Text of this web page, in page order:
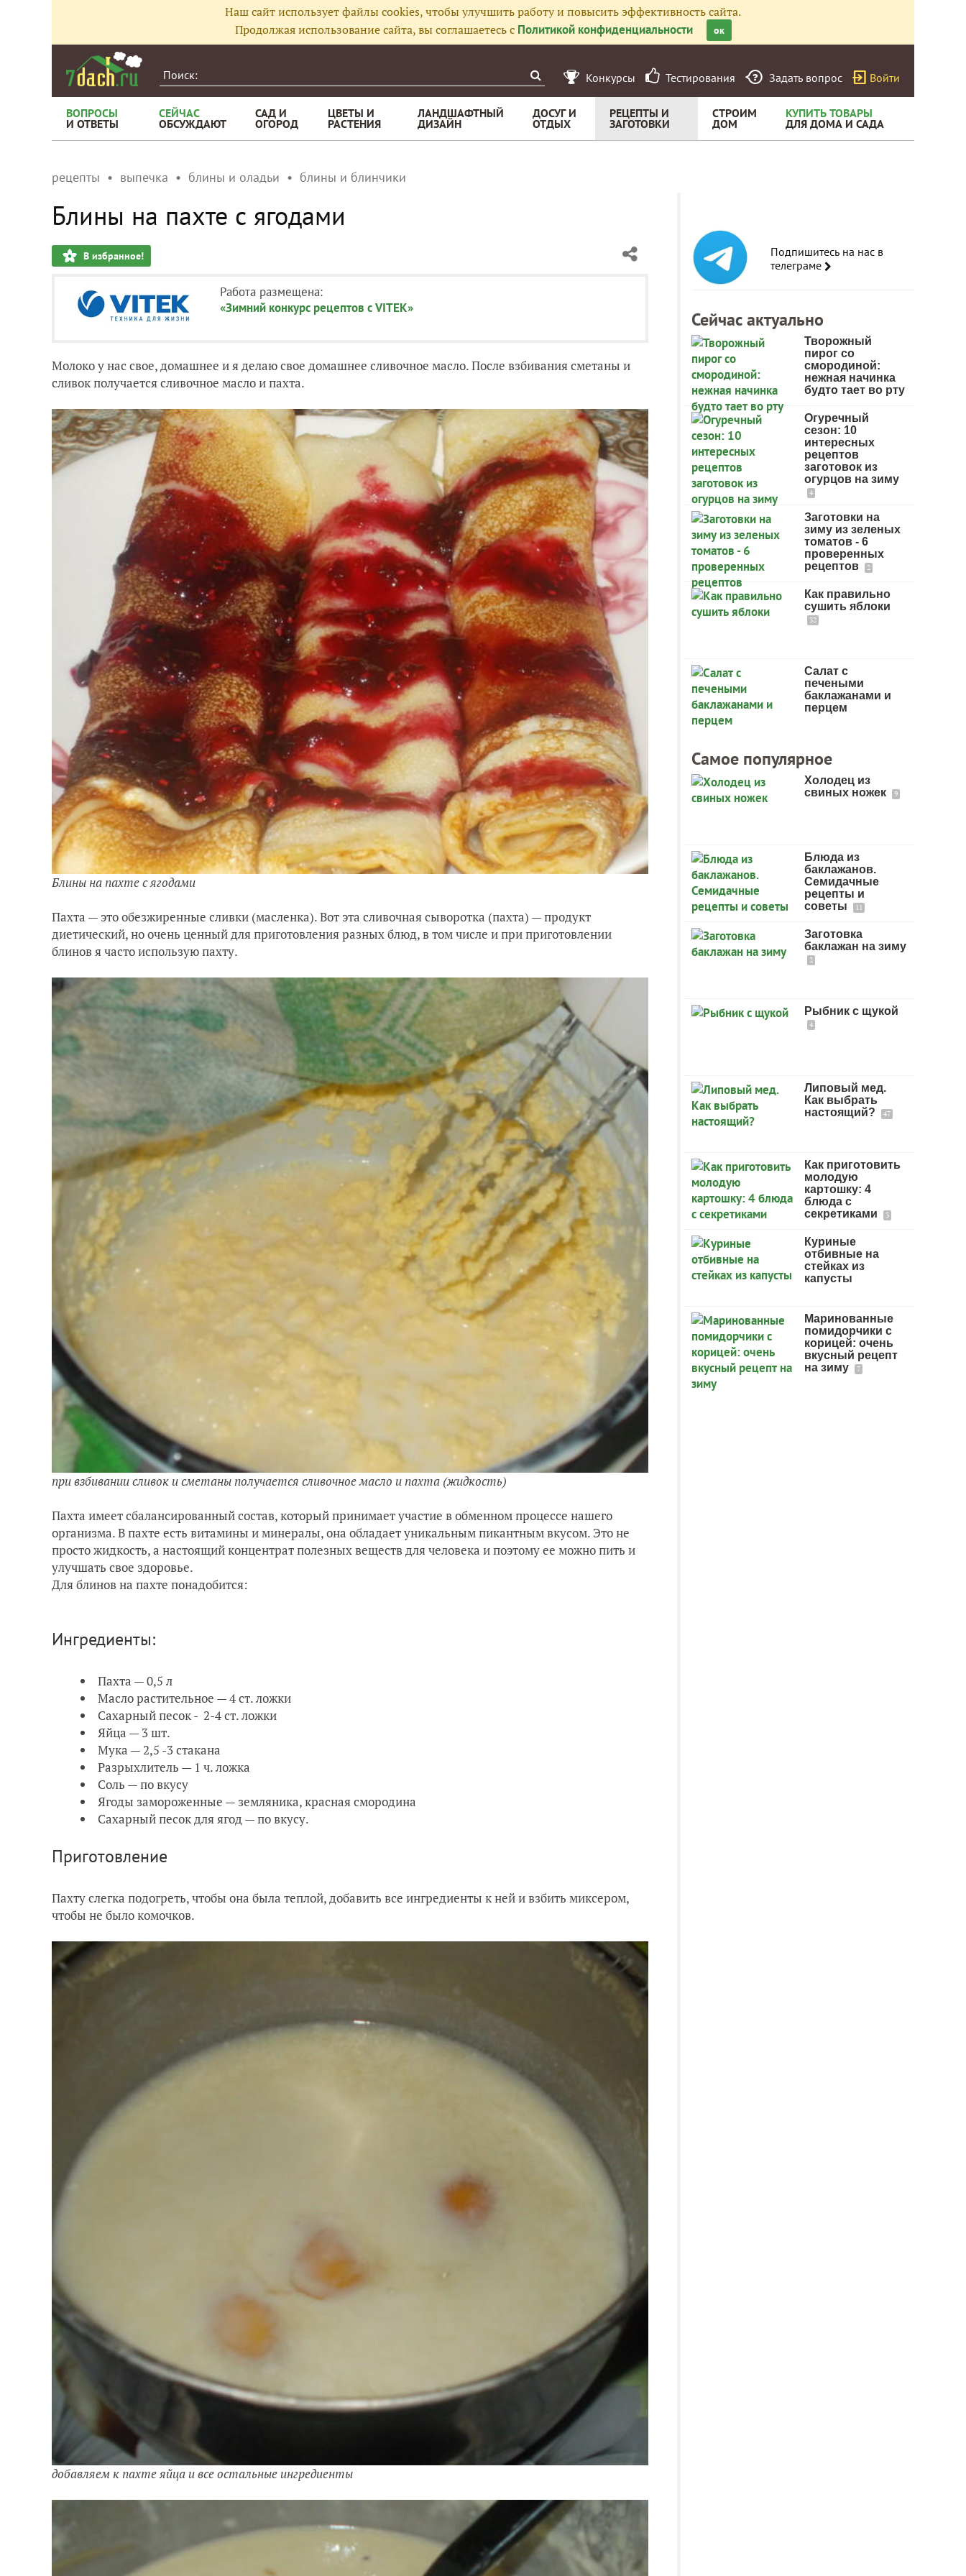
Наш сайт использует файлы cookies, чтобы улучшить работу и повысить эффективность сайта.
Продолжая использование сайта, вы соглашаетесь с Политикой конфиденциальности ок
Конкурсы Тестирования Задать вопрос Войти
ВОПРОСЫ
И ОТВЕТЫ
СЕЙЧАС
ОБСУЖДАЮТ
САД И
ОГОРОД
ЦВЕТЫ И
РАСТЕНИЯ
ЛАНДШАФТНЫЙ
ДИЗАЙН
ДОСУГ И
ОТДЫХ
РЕЦЕПТЫ И
ЗАГОТОВКИ
СТРОИМ
ДОМ
КУПИТЬ ТОВАРЫ
ДЛЯ ДОМА И САДА
рецепты выпечка блины и оладьи блины и блинчики
Блины на пахте с ягодами
В избранное!
Работа размещена:
«Зимний конкурс рецептов с VITEK»
Молоко у нас свое, домашнее и я делаю свое домашнее сливочное масло. После взбивания сметаны и
сливок получается сливочное масло и пахта.
Блины на пахте с ягодами
Пахта — это обезжиренные сливки (масленка). Вот эта сливочная сыворотка (пахта) — продукт
диетический, но очень ценный для приготовления разных блюд, в том числе и при приготовлении
блинов я часто использую пахту.
при взбивании сливок и сметаны получается сливочное масло и пахта (жидкость)
Пахта имеет сбалансированный состав, который принимает участие в обменном процессе нашего
организма. В пахте есть витамины и минералы, она обладает уникальным пикантным вкусом. Это не
просто жидкость, а настоящий концентрат полезных веществ для человека и поэтому ее можно пить и
улучшать свое здоровье.
Для блинов на пахте понадобится:
Ингредиенты:
Пахта — 0,5 л
Масло растительное — 4 ст. ложки
Сахарный песок - 2-4 ст. ложки
Яйца — 3 шт.
Мука — 2,5 -3 стакана
Разрыхлитель — 1 ч. ложка
Соль — по вкусу
Ягоды замороженные — земляника, красная смородина
Сахарный песок для ягод — по вкусу.
Приготовление
Пахту слегка подогреть, чтобы она была теплой, добавить все ингредиенты к ней и взбить миксером,
чтобы не было комочков.
добавляем к пахте яйца и все остальные ингредиенты
Подпишитесь на нас в
телеграме
Сейчас актуально
Творожный
пирог со
смородиной:
нежная начинка
будто тает во рту
Огуречный
сезон: 10
интересных
рецептов
заготовок из
огурцов на зиму
4
Заготовки на
зиму из зеленых
томатов - 6
проверенных
рецептов
2
Как правильно
сушить яблоки
32
Салат с
печеными
баклажанами и
перцем
Самое популярное
Холодец из
свиных ножек
9
Блюда из
баклажанов.
Семидачные
рецепты и
советы
11
Заготовка
баклажан на зиму
2
Рыбник с щукой
4
Липовый мед.
Как выбрать
настоящий?
47
Как приготовить
молодую
картошку: 4
блюда с
секретиками
3
Куриные
отбивные на
стейках из
капусты
Маринованные
помидорчики с
корицей: очень
вкусный рецепт
на зиму
7